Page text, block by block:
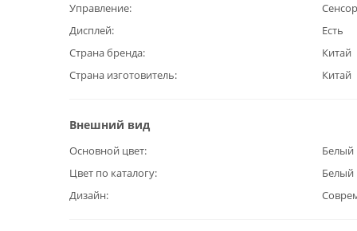
Управление
Дисплей
Есть
Страна бренда
Китай
Страна изготовитель
Китай
Внешний вид
Основной цвет
Белый
Цвет по каталогу
Белый
Дизайн